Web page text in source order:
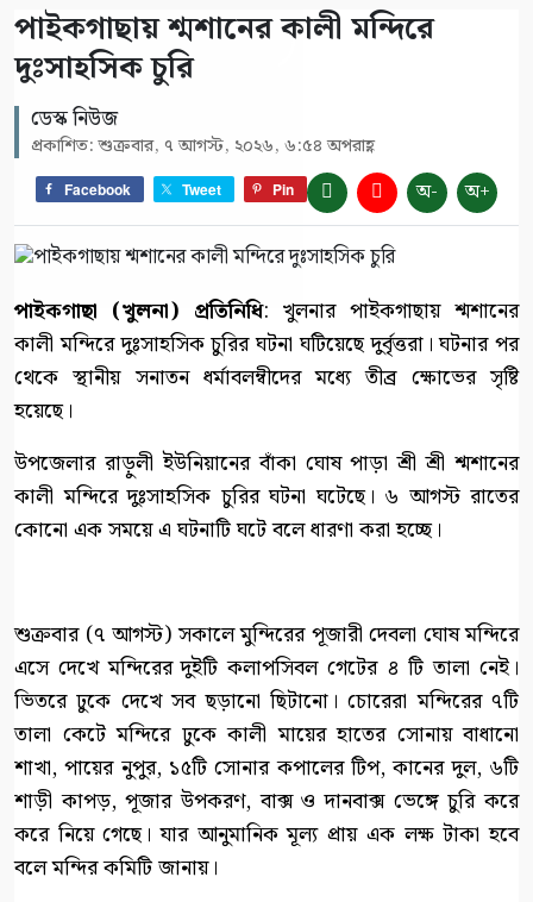
পাইকগাছায় শ্মশানের কালী মন্দিরে
দুঃসাহসিক চুরি
ডেস্ক নিউজ
প্রকাশিত: শুক্রবার, ৭ আগস্ট, ২০২৬, ৬:৫৪ অপরাহ্ণ
Facebook Tweet Pin অ- অ+
পাইকগাছা (খুলনা) প্রতিনিধি: খুলনার পাইকগাছায় শ্মশানের
কালী মন্দিরে দুঃসাহসিক চুরির ঘটনা ঘটিয়েছে দুর্বৃত্তরা। ঘটনার পর
থেকে স্থানীয় সনাতন ধর্মাবলম্বীদের মধ্যে তীব্র ক্ষোভের সৃষ্টি
হয়েছে।
উপজেলার রাড়ুলী ইউনিয়ানের বাঁকা ঘোষ পাড়া শ্রী শ্রী শ্মশানের
কালী মন্দিরে দুঃসাহসিক চুরির ঘটনা ঘটেছে। ৬ আগস্ট রাতের
কোনো এক সময়ে এ ঘটনাটি ঘটে বলে ধারণা করা হচ্ছে।
শুক্রবার (৭ আগস্ট) সকালে মুন্দিরের পূজারী দেবলা ঘোষ মন্দিরে
এসে দেখে মন্দিরের দুইটি কলাপসিবল গেটের ৪ টি তালা নেই।
ভিতরে ঢুকে দেখে সব ছড়ানো ছিটানো। চোরেরা মন্দিরের ৭টি
তালা কেটে মন্দিরে ঢুকে কালী মায়ের হাতের সোনায় বাধানো
শাখা, পায়ের নুপুর, ১৫টি সোনার কপালের টিপ, কানের দুল, ৬টি
শাড়ী কাপড়, পূজার উপকরণ, বাক্স ও দানবাক্স ভেঙ্গে চুরি করে
করে নিয়ে গেছে। যার আনুমানিক মূল্য প্রায় এক লক্ষ টাকা হবে
বলে মন্দির কমিটি জানায়।